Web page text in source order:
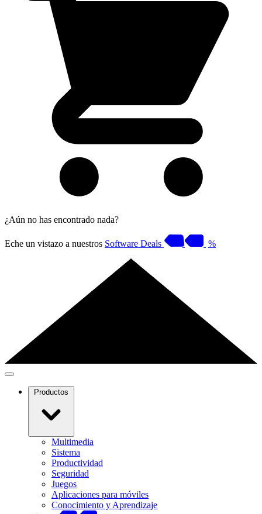
¿Aún no has encontrado nada?
Eche un vistazo a nuestros Software Deals %
Productos
Multimedia
Sistema
Productividad
Seguridad
Juegos
Aplicaciones para móviles
Conocimiento y Aprendizaje